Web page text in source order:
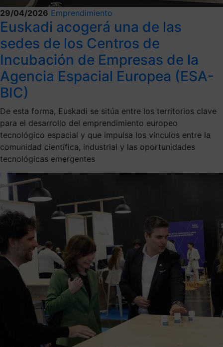
29/04/2026 Emprendimiento
Euskadi acogerá una de las
sedes de los Centros de
Incubación de Empresas de la
Agencia Espacial Europea (ESA-
BIC)
De esta forma, Euskadi se sitúa entre los territorios clave
para el desarrollo del emprendimiento europeo
tecnológico espacial y que impulsa los vínculos entre la
comunidad científica, industrial y las oportunidades
tecnológicas emergentes